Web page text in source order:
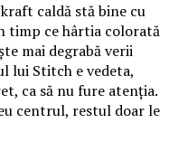
caldă stă bine cu
timp ce hârtia colorată
mai degrabă verii
lui Stitch e vedeta,
ca să nu fure atenția.
centrul, restul doar le